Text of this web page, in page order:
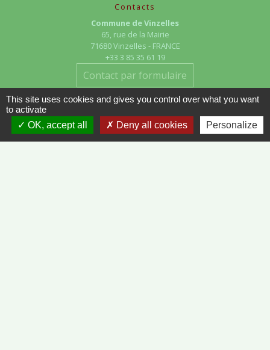
Contacts
Commune de Vinzelles
65, rue de la Mairie
71680 Vinzelles - FRANCE
+33 3 85 35 61 19
Contact par formulaire
This site uses cookies and gives you control over what you want
to activate
OK, accept all
Deny all cookies Personalize